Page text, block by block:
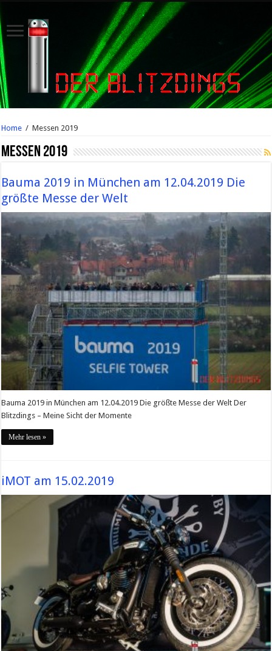
Home / Messen 2019
Messen 2019
Bauma 2019 in München am 12.04.2019 Die
größte Messe der Welt
Bauma 2019 in München am 12.04.2019 Die größte Messe der Welt Der
Blitzdings – Meine Sicht der Momente
Mehr lesen »
iMOT am 15.02.2019